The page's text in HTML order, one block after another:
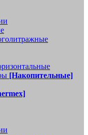
[Накопительные]